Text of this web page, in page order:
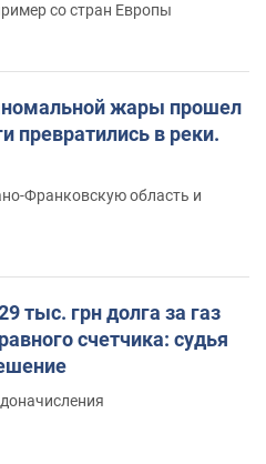
со стран Европы
жары прошел
превратились в реки.
Франковскую область и
тыс. грн долга за газ
счетчика: судья